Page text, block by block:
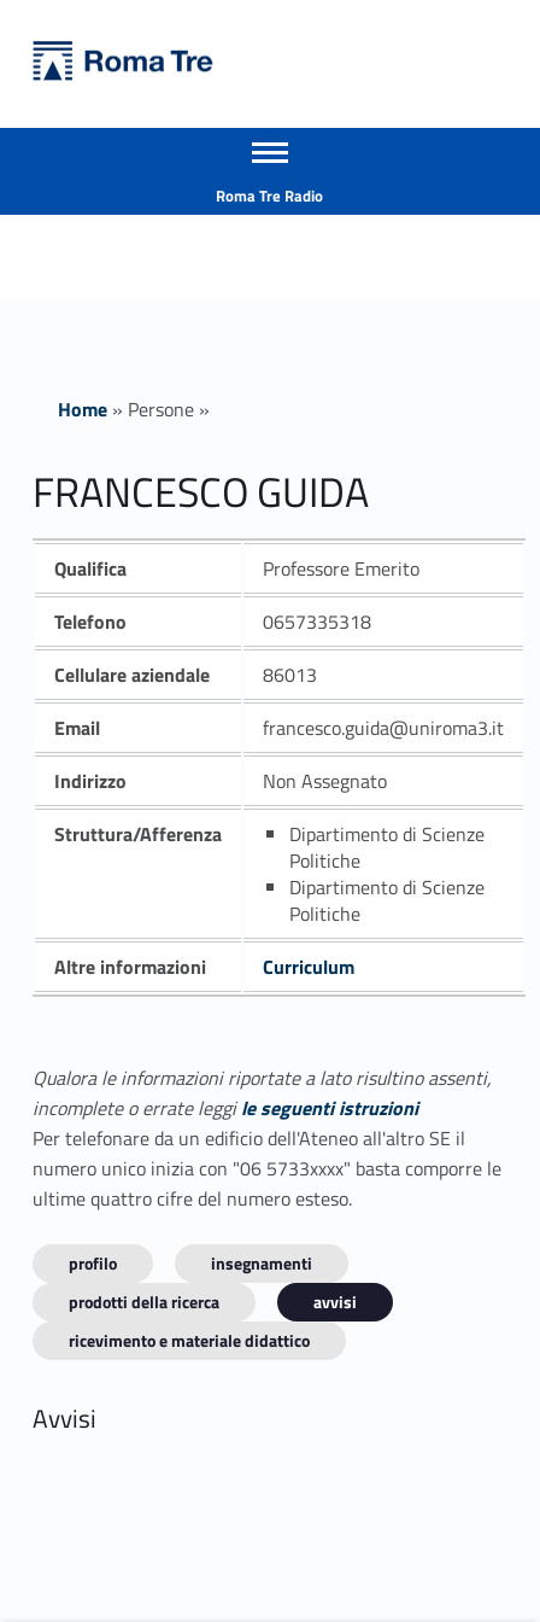
FRANCESCO GUIDA - Università Roma Tre
Apri il menu secondario
Roma Tre Radio
Home» Persone»
FRANCESCO GUIDA
Qualifica
Professore Emerito
Telefono
0657335318
Cellulare aziendale
86013
Email
francesco.guida@uniroma3.it
Indirizzo
Non Assegnato
Struttura/Afferenza
Dipartimento di Scienze
Politiche
Dipartimento di Scienze
Politiche
Altre informazioni
Curriculum
Qualora le informazioni riportate a lato risultino assenti,
incomplete o errate leggile seguenti istruzioni
Per telefonare da un edificio dell'Ateneo all'altro SE il
numero unico inizia con "06 5733xxxx" basta comporre le
ultime quattro cifre del numero esteso.
profilo
insegnamenti
prodotti della ricerca
avvisi
ricevimento e materiale didattico
Avvisi